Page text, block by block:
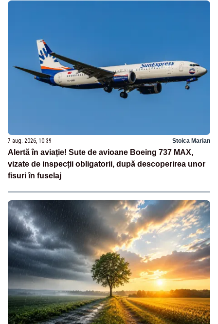
7 aug. 2026, 10:39 Stoica Marian
Alertă în aviație! Sute de avioane Boeing 737 MAX,
vizate de inspecții obligatorii, după descoperirea unor
fisuri în fuselaj